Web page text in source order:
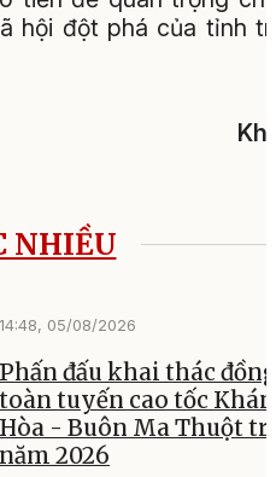
hội đột phá của tỉnh
NHIỀU
14:48, 05/08/2026
Phấn đấu khai thác
toàn tuyến cao tốc
Hòa - Buôn Ma Thuột
năm 2026